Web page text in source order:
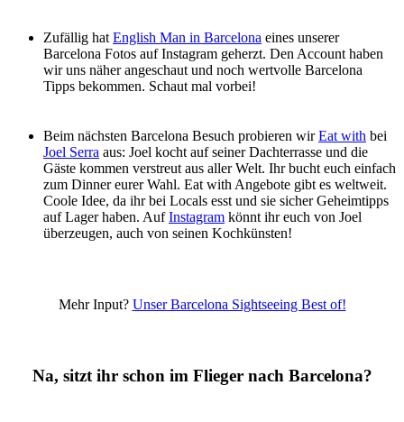
Zufällig hat English Man in Barcelona eines unserer
Barcelona Fotos auf Instagram geherzt. Den Account haben
wir uns näher angeschaut und noch wertvolle Barcelona
Tipps bekommen. Schaut mal vorbei!
Beim nächsten Barcelona Besuch probieren wirEat with bei
Joel Serra aus: Joel kocht auf seiner Dachterrasse und die
Gäste kommen verstreut aus aller Welt. Ihr bucht euch einfach
zum Dinner eurer Wahl. Eat with Angebote gibt es weltweit.
Coole Idee, da ihr bei Locals esst und sie sicher Geheimtipps
auf Lager haben. AufInstagram könnt ihr euch von Joel
überzeugen, auch von seinen Kochkünsten!
Mehr Input? Unser Barcelona Sightseeing Best of!
Na, sitzt ihr schon im Flieger nach Barcelona?